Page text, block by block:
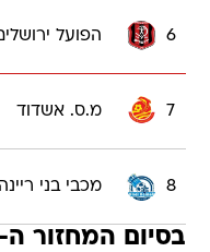
6 הפועל
7 מ.ס. אשדוד
8 מכבי בני ריינה
בסיום המחזור ה-